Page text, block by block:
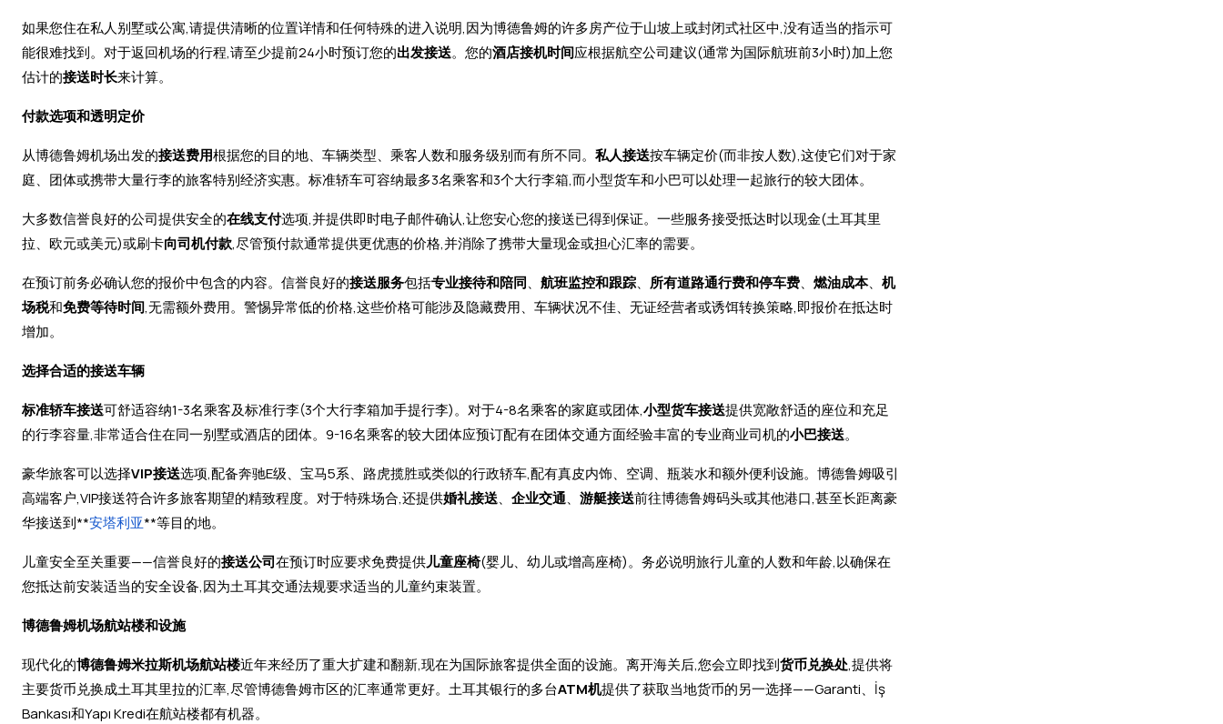
如果您住在私人别墅或公寓,请提供清晰的位置详情和任何特殊的进入说明,因为博德鲁姆的许多房产位于山坡上或封闭式社区中,没有适当的指示可
能很难找到。对于返回机场的行程,请至少提前24小时预订您的出发接送。您的酒店接机时间应根据航空公司建议(通常为国际航班前3小时)加上您
估计的接送时长来计算。
付款选项和透明定价
从博德鲁姆机场出发的接送费用根据您的目的地、车辆类型、乘客人数和服务级别而有所不同。 私人接送按车辆定价(而非按人数),这使它们对于家
庭、团体或携带大量行李的旅客特别经济实惠。标准轿车可容纳最多3名乘客和3个大行李箱,而小型货车和小巴可以处理一起旅行的较大团体。
大多数信誉良好的公司提供安全的在线支付选项,并提供即时电子邮件确认,让您安心您的接送已得到保证。一些服务接受抵达时以现金(土耳其里
拉、欧元或美元)或刷卡向司机付款,尽管预付款通常提供更优惠的价格,并消除了携带大量现金或担心汇率的需要。
在预订前务必确认您的报价中包含的内容。信誉良好的接送服务包括专业接待和陪同、 航班监控和跟踪、 所有道路通行费和停车费、 燃油成本、 机
场税和免费等待时间,无需额外费用。警惕异常低的价格,这些价格可能涉及隐藏费用、车辆状况不佳、无证经营者或诱饵转换策略,即报价在抵达时
增加。
选择合适的接送车辆
标准轿车接送可舒适容纳1-3名乘客及标准行李(3个大行李箱加手提行李)。对于4-8名乘客的家庭或团体,小型货车接送提供宽敞舒适的座位和充足
的行李容量,非常适合住在同一别墅或酒店的团体。9-16名乘客的较大团体应预订配有在团体交通方面经验丰富的专业商业司机的小巴接送。
豪华旅客可以选择VIP接送选项,配备奔驰E级、宝马5系、路虎揽胜或类似的行政轿车,配有真皮内饰、空调、瓶装水和额外便利设施。博德鲁姆吸引
高端客户,VIP接送符合许多旅客期望的精致程度。对于特殊场合,还提供婚礼接送、 企业交通、 游艇接送前往博德鲁姆码头或其他港口,甚至长距离豪
华接送到**安塔利亚**等目的地。
儿童安全至关重要——信誉良好的接送公司在预订时应要求免费提供儿童座椅(婴儿、幼儿或增高座椅)。务必说明旅行儿童的人数和年龄,以确保在
您抵达前安装适当的安全设备,因为土耳其交通法规要求适当的儿童约束装置。
博德鲁姆机场航站楼和设施
现代化的博德鲁姆米拉斯机场航站楼近年来经历了重大扩建和翻新,现在为国际旅客提供全面的设施。离开海关后,您会立即找到货币兑换处,提供将
主要货币兑换成土耳其里拉的汇率,尽管博德鲁姆市区的汇率通常更好。土耳其银行的多台ATM机提供了获取当地货币的另一选择——Garanti、İş
Bankası和Yapı Kredi在航站楼都有机器。